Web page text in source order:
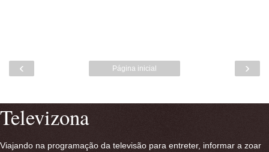
‹ ›
Página inicial
Televizona
Viajando na programação da televisão para entreter, informar a zoar